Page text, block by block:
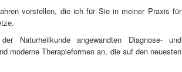
vorstellen, die ich für Sie in meiner Praxis für
Naturheilkunde angewandten Diagnose- und
moderne Therapieformen an, die auf den neuesten